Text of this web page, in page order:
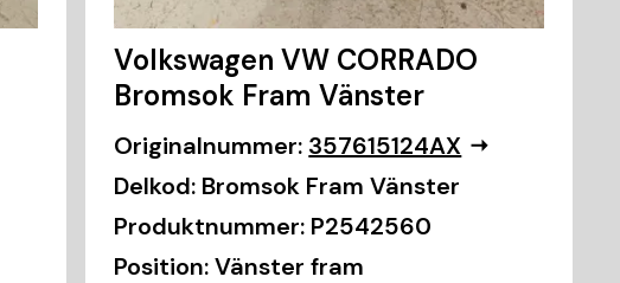
Volkswagen VW CORRADO
Bromsok Fram Vänster
Originalnummer: 357615124AX
Delkod: Bromsok Fram Vänster
Produktnummer: P2542560
Position: Vänster fram